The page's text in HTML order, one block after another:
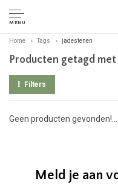
MENU
Home Tags jadestenen
Producten getagd
Filters
Geen producten gevonden!...
Meld je aan